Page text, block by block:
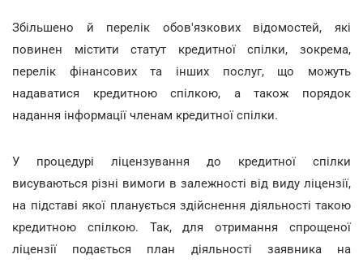
Збільшено й перелік обов'язкових відомостей, які
повинен містити статут кредитної спілки, зокрема,
перелік фінансових та інших послуг, що можуть
надаватися кредитною спілкою, а також порядок
надання інформації членам кредитної спілки.
У процедурі ліцензування до кредитної спілки
висуваються різні вимоги в залежності від виду ліцензії,
на підставі якої планується здійснення діяльності такою
кредитною спілкою. Так, для отримання спрощеної
ліцензії подається план діяльності заявника на